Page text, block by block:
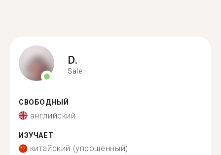
D.
Sale
СВОБОДНЫЙ
английский
ИЗУЧАЕТ
китайский (упрощенный)